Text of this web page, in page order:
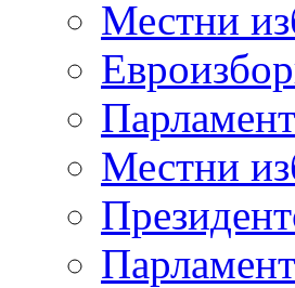
Местни
Местни